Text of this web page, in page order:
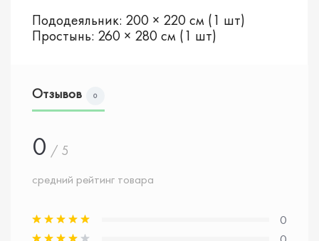
Пододеяльник: 200 × 220 см (1 шт)
Простынь: 260 × 280 см (1 шт)
Отзывов 0
0 / 5
средний рейтинг товара
0